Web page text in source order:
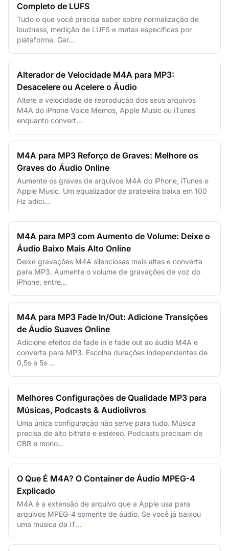
Completo de LUFS
Tudo o que você precisa saber sobre normalização de
loudness, medição de LUFS e metas específicas por
plataforma. Gar...
Alterador de Velocidade M4A para MP3:
Desacelere ou Acelere o Áudio
Altere a velocidade de reprodução dos seus arquivos
M4A do iPhone Voice Memos, Apple Music ou iTunes
enquanto convert...
M4A para MP3 Reforço de Graves: Melhore os
Graves do Áudio Online
Aumente os graves de arquivos M4A do iPhone, iTunes e
Apple Music. Um equalizador de prateleira baixa em 100
Hz adici...
M4A para MP3 com Aumento de Volume: Deixe o
Áudio Baixo Mais Alto Online
Deixe gravações M4A silenciosas mais altas e converta
para MP3. Aumente o volume de gravações de voz do
iPhone, entre...
M4A para MP3 Fade In/Out: Adicione Transições
de Áudio Suaves Online
Adicione efeitos de fade in e fade out ao áudio M4A e
converta para MP3. Escolha durações independentes de
0,5s a 5s ...
Melhores Configurações de Qualidade MP3 para
Músicas, Podcasts & Audiolivros
Uma única configuração não serve para tudo. Música
precisa de alto bitrate e estéreo. Podcasts precisam de
CBR e mono...
O Que É M4A? O Container de Áudio MPEG-4
Explicado
M4A é a extensão de arquivo que a Apple usa para
arquivos MPEG-4 somente de áudio. Se você já baixou
uma música da iT...